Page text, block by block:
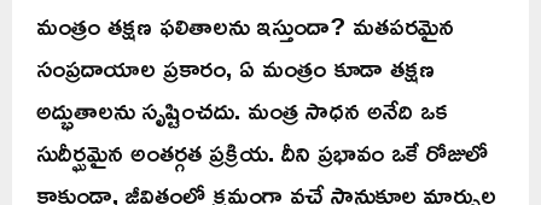
మంత్రం తక్షణ ఫలితాలను ఇస్తుందా? మతపరమైన
సంప్రదాయాల ప్రకారం, ఏ మంత్రం కూడా తక్షణ
అద్భుతాలను సృష్టించదు. మంత్ర సాధన అనేది ఒక
సుదీర్ఘమైన అంతర్గత ప్రక్రియ. దీని ప్రభావం ఒకే రోజులో
కాకుండా, జీవితంలో క్రమంగా వచ్చే సానుకూల మార్పుల